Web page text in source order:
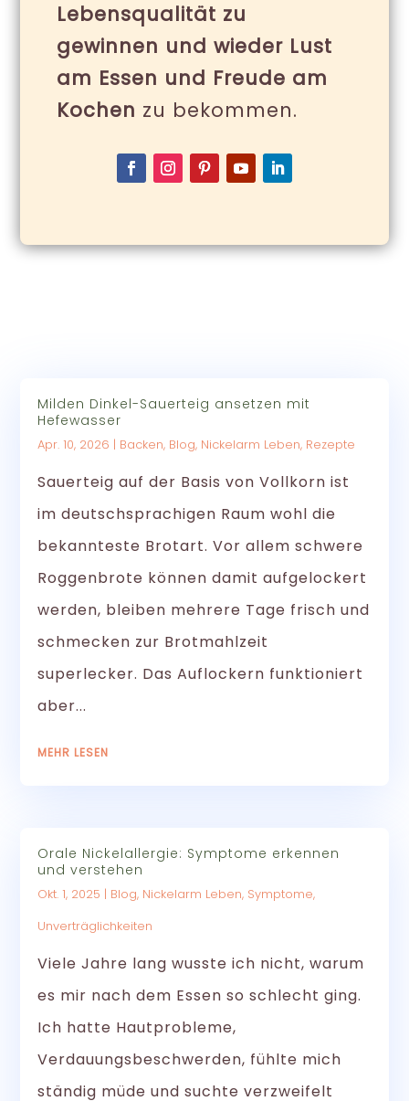
Lebensqualität zu
gewinnen und wieder Lust
am Essen und Freude am
Kochen zu bekommen.
Milden Dinkel-Sauerteig ansetzen mit
Hefewasser
Apr. 10, 2026 | Backen, Blog, Nickelarm Leben, Rezepte
Sauerteig auf der Basis von Vollkorn ist
im deutschsprachigen Raum wohl die
bekannteste Brotart. Vor allem schwere
Roggenbrote können damit aufgelockert
werden, bleiben mehrere Tage frisch und
schmecken zur Brotmahlzeit
superlecker. Das Auflockern funktioniert
aber...
MEHR LESEN
Orale Nickelallergie: Symptome erkennen
und verstehen
Okt. 1, 2025 | Blog, Nickelarm Leben, Symptome,
Unverträglichkeiten
Viele Jahre lang wusste ich nicht, warum
es mir nach dem Essen so schlecht ging.
Ich hatte Hautprobleme,
Verdauungsbeschwerden, fühlte mich
ständig müde und suchte verzweifelt